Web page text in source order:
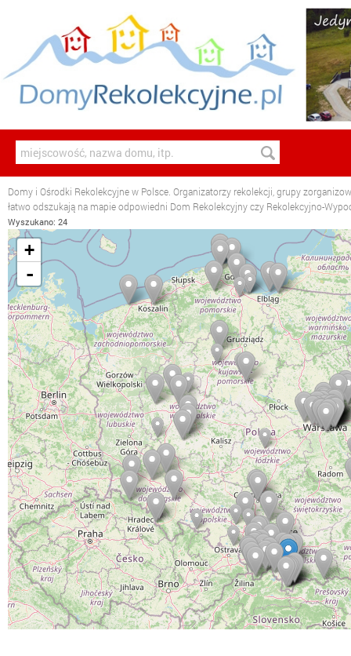
Domy i Ośrodki Rekolekcyjne w Polsce. Organizatorzy rekolekcji, grupy
łatwo odszukają na mapie odpowiedni Dom Rekolekcyjny czy Rekolekcyjno-
Wyszukano: 24
+
-